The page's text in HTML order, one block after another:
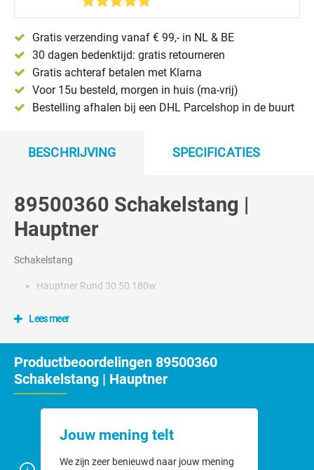
Gratis verzending vanaf € 99,- in NL & BE
30 dagen bedenktijd: gratis retourneren
Gratis achteraf betalen met Klarna
Voor 15u besteld, morgen in huis (ma-vrij)
Bestelling afhalen bij een DHL Parcelshop in de buurt
BESCHRIJVING SPECIFICATIES
89500360 Schakelstang |
Hauptner
Schakelstang
Hauptner Rund 30 50 180w
Lees meer
Productbeoordelingen 89500360
Schakelstang | Hauptner
Jouw mening telt
We zijn zeer benieuwd naar jouw mening